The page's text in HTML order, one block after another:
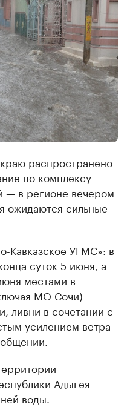
распространено
по комплексу
— в регионе вечером
ожидаются сильные
Кавказское УГМС»: в
суток 5 июня, а
местами в
МО Сочи)
ливни в сочетании с
усилением ветра
Адыгея
воды.